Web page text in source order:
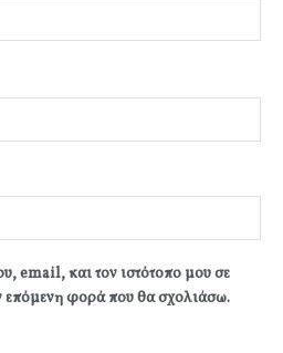
email, και τον ιστότοπο μου σε
επόμενη φορά που θα σχολιάσω.